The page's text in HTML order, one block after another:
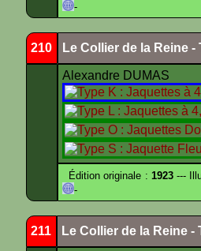
-
210 Le Collier de la Reine -
Alexandre DUMAS
Édition originale : 1923---
-
211 Le Collier de la Reine -